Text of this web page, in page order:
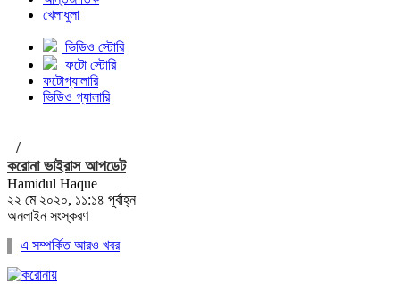
খেলাধুলা
ভিডিও স্টোরি
ফটো স্টোরি
ফটোগ্যালারি
ভিডিও গ্যালারি
/
করোনা ভাইরাস আপডেট
Hamidul Haque
২২ মে ২০২০, ১১:১৪ পূর্বাহ্ন
অনলাইন সংস্করণ
এ সম্পর্কিত আরও খবর